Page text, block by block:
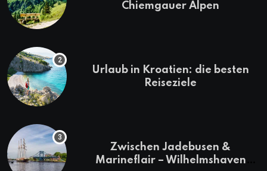
Chiemgauer Alpen
Urlaub in Kroatien: die besten
Reiseziele
Zwischen Jadebusen &
Marineflair – Wilhelmshaven